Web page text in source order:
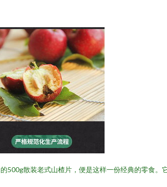
散装老式山楂片，便是这样一份经典的零食